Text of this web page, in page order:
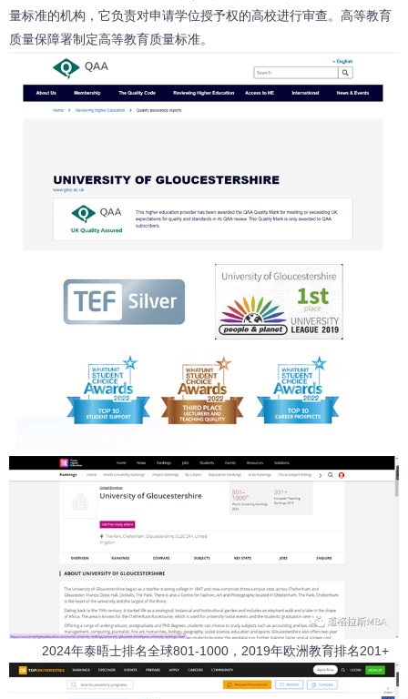
量标准的机构，它负责对申请学位授予权的高校进行审查。高等教育
质量保障署制定高等教育质量标准。
2024年泰晤士排名全球801-1000，2019年欧洲教育排名201+